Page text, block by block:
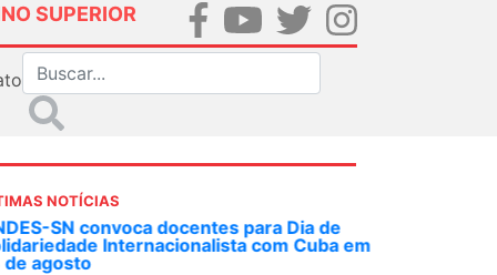
SUPERIOR
NOTÍCIAS
SN convoca docentes para Dia de
Internacionalista com Cuba em
de agosto